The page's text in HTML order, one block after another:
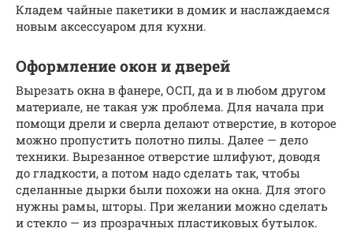
Кладем чайные пакетики в домик и наслаждаемся
новым аксессуаром для кухни.
Оформление окон и дверей
Вырезать окна в фанере, ОСП, да и в любом другом
материале, не такая уж проблема. Для начала при
помощи дрели и сверла делают отверстие, в которое
можно пропустить полотно пилы. Далее — дело
техники. Вырезанное отверстие шлифуют, доводя
до гладкости, а потом надо сделать так, чтобы
сделанные дырки были похожи на окна. Для этого
нужны рамы, шторы. При желании можно сделать
и стекло — из прозрачных пластиковых бутылок.